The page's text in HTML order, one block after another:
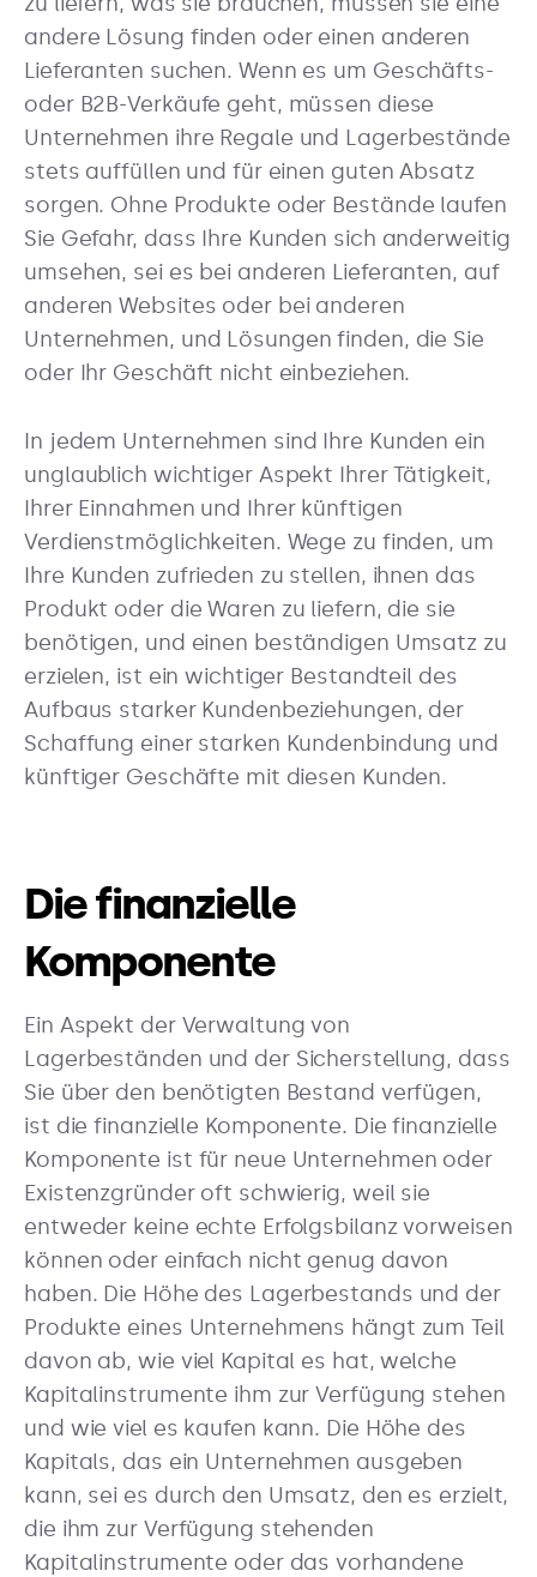
andere Lösung finden oder einen anderen
Lieferanten suchen. Wenn es um Geschäfts-
oder B2B-Verkäufe geht, müssen diese
Unternehmen ihre Regale und Lagerbestände
stets auffüllen und für einen guten Absatz
sorgen. Ohne Produkte oder Bestände laufen
Sie Gefahr, dass Ihre Kunden sich anderweitig
umsehen, sei es bei anderen Lieferanten, auf
anderen Websites oder bei anderen
Unternehmen, und Lösungen finden, die Sie
oder Ihr Geschäft nicht einbeziehen.
In jedem Unternehmen sind Ihre Kunden ein
unglaublich wichtiger Aspekt Ihrer Tätigkeit,
Ihrer Einnahmen und Ihrer künftigen
Verdienstmöglichkeiten. Wege zu finden, um
Ihre Kunden zufrieden zu stellen, ihnen das
Produkt oder die Waren zu liefern, die sie
benötigen, und einen beständigen Umsatz zu
erzielen, ist ein wichtiger Bestandteil des
Aufbaus starker Kundenbeziehungen, der
Schaffung einer starken Kundenbindung und
künftiger Geschäfte mit diesen Kunden.
Die finanzielle
Komponente
Ein Aspekt der Verwaltung von
Lagerbeständen und der Sicherstellung, dass
Sie über den benötigten Bestand verfügen,
ist die finanzielle Komponente. Die finanzielle
Komponente ist für neue Unternehmen oder
Existenzgründer oft schwierig, weil sie
entweder keine echte Erfolgsbilanz vorweisen
können oder einfach nicht genug davon
haben. Die Höhe des Lagerbestands und der
Produkte eines Unternehmens hängt zum Teil
davon ab, wie viel Kapital es hat, welche
Kapitalinstrumente ihm zur Verfügung stehen
und wie viel es kaufen kann. Die Höhe des
Kapitals, das ein Unternehmen ausgeben
kann, sei es durch den Umsatz, den es erzielt,
die ihm zur Verfügung stehenden
Kapitalinstrumente oder das vorhandene